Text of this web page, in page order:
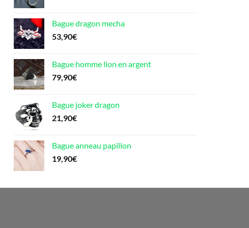
Bague dragon mecha
53,90€
Bague homme lion en argent
79,90€
Bague joker dragon
21,90€
Bague anneau papillon
19,90€